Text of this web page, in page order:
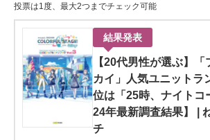
投票は1度、最大2つまでチェック可能
結果発表
【20代男性が選ぶ】
カイ」人気ユニット
位は「25時、ナイトコ
24年最新調査結果】 |
チ